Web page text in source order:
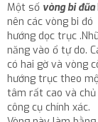
Một số vòng bi đũa
nên các vòng bi
hướng dọc trục
năng vào ổ tự do.
có hai gờ và vòng
hướng trục theo
tâm rất cao và chủ
công cụ chính xác.